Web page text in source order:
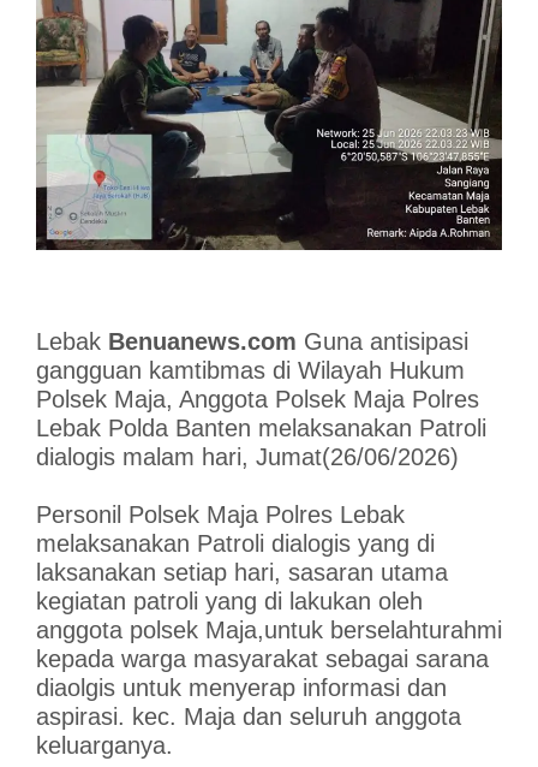
Lebak Benuanews.com Guna antisipasi
gangguan kamtibmas di Wilayah Hukum
Polsek Maja, Anggota Polsek Maja Polres
Lebak Polda Banten melaksanakan Patroli
dialogis malam hari, Jumat(26/06/2026)
Personil Polsek Maja Polres Lebak
melaksanakan Patroli dialogis yang di
laksanakan setiap hari, sasaran utama
kegiatan patroli yang di lakukan oleh
anggota polsek Maja,untuk berselahturahmi
kepada warga masyarakat sebagai sarana
diaolgis untuk menyerap informasi dan
aspirasi. kec. Maja dan seluruh anggota
keluarganya.